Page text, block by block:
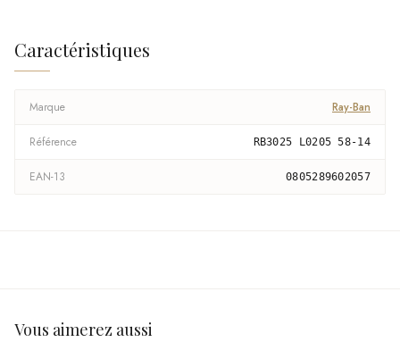
Caractéristiques
Marque Ray-Ban
Référence RB3025 L0205 58-14
EAN-13 0805289602057
Vous aimerez aussi